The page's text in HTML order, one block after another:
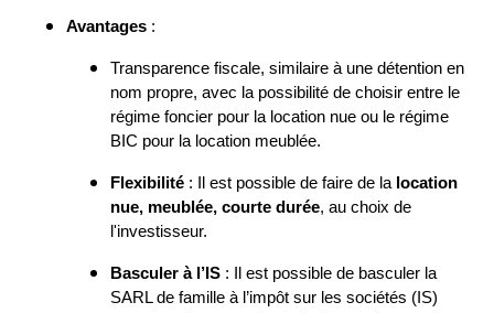
Avantages :
Transparence fiscale, similaire à une détention en
nom propre, avec la possibilité de choisir entre le
régime foncier pour la location nue ou le régime
BIC pour la location meublée.
Flexibilité : Il est possible de faire de la location
nue, meublée, courte durée, au choix de
l'investisseur.
Basculer à l’IS : Il est possible de basculer la
SARL de famille à l’impôt sur les sociétés (IS)